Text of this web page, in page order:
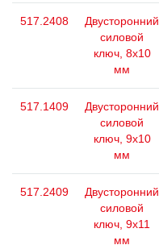
517.2408
Двусторонний
силовой
ключ, 8x10
мм
517.1409
Двусторонний
силовой
ключ, 9x10
мм
517.2409
Двусторонний
силовой
ключ, 9x11
мм